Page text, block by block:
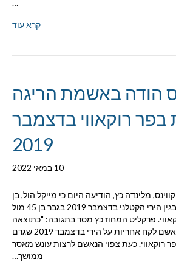
…
קרא עוד
הודה באשמת הריגה
בפר רוקאווי בדצמבר
2019
10 במאי 2022
מלינדה כץ, הודיעה היום כי מייקל הול, בן
36, הודה בהריגה בגין הירי הקטלני בדצמבר 2019 בגבר בן 45 מול
פרקליט המחוז כץ מסר בתגובה: "כתוצאה
מהודאתו באשמה, הנאשם לקח אחריות על הירי בדצמבר 2019 שגרם
רוקאווי. כעת צפוי הנאשם לרצות עונש מאסר
ממושך…